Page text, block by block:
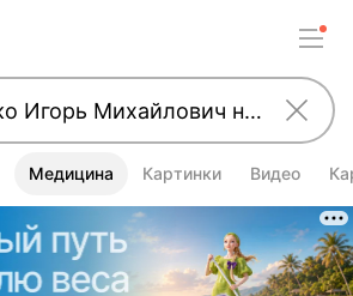
Медицина Картинки Видео